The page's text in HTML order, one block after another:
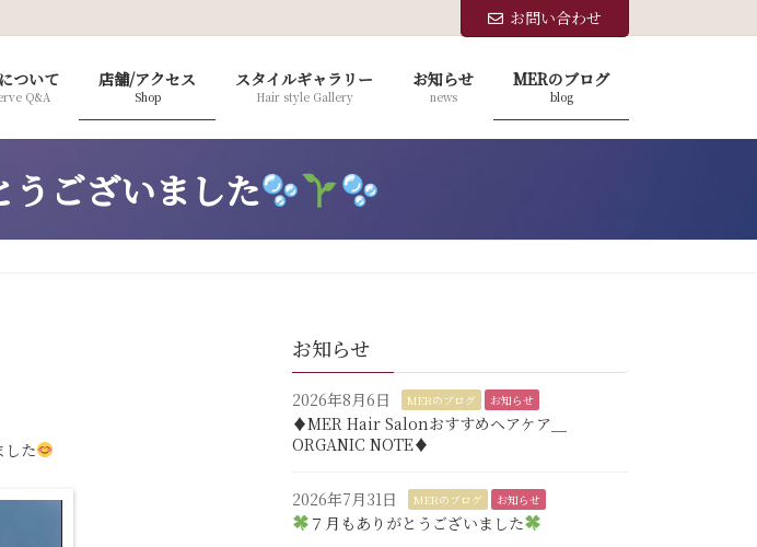
お問い合わせ
ついて
Q&A
店舗/アクセス
Shop
スタイルギャラリー
Hair style Gallery
お知らせ
news
MERのブログ
blog
うございました
した
お知らせ
2026年8月6日 MERのブログ お知らせ
♦︎MER Hair Salonおすすめヘアケア＿
ORGANIC NOTE♦︎
2026年7月31日 MERのブログ お知らせ
７月もありがとうございました